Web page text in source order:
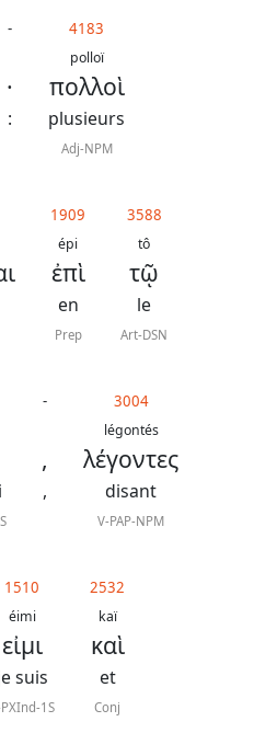
-
·
:
4183
polloï
πολλοὶ
plusieurs
Adj-NPM
1909
épi
ἐπὶ
en
Prep
3588
tô
τῷ
le
Art-DSN
-
,
,
3004
légontés
λέγοντες
disant
V-PAP-NPM
1510
éimi
εἰμι
suis
1S
2532
kaï
καὶ
et
Conj